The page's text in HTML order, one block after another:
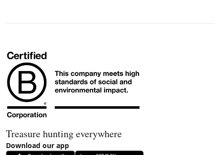
Treasure hunting everywhere
Download our app